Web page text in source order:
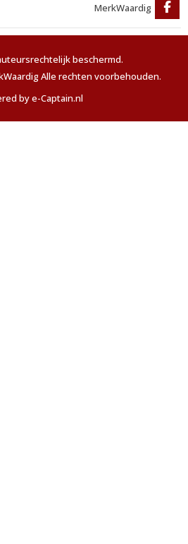
MerkWaardig
beschermd.
Alle rechten voorbehouden.
by e-Captain.nl